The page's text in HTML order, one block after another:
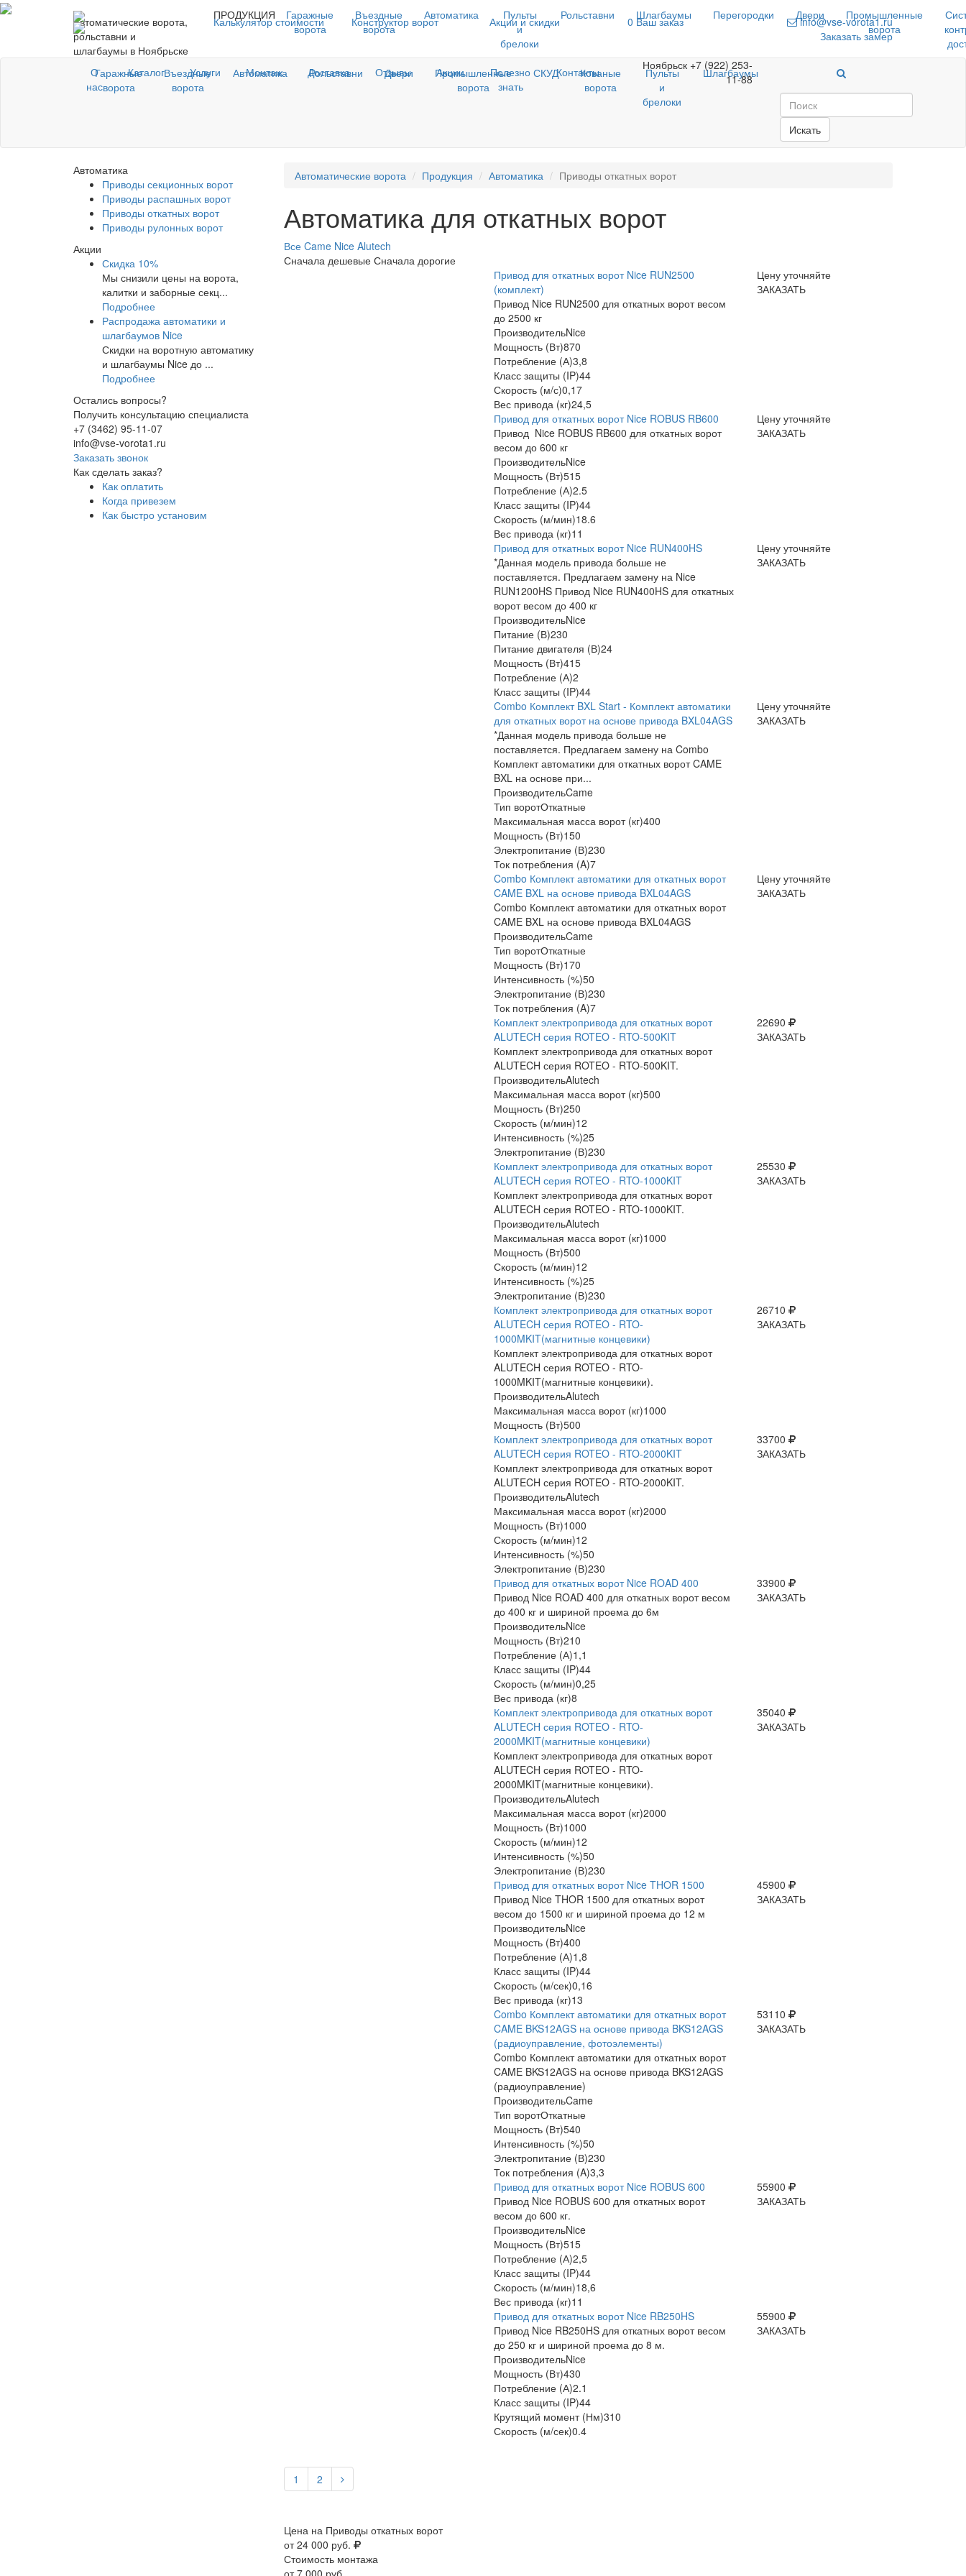
ПРОДУКЦИЯ
Гаражные
ворота
Въездные
ворота
Автоматика
Пульты
и
брелоки
Рольставни Шлагбаумы Перегородки Двери
Промышленные
ворота
О
нас
Каталог Услуги Монтаж Доставка Отзывы Акции
Полезно
знать
Контакты Ноябрьск +7 (922) 253-
11-88
Автоматические ворота,
рольставни и
шлагбаумы в Ноябрьске
Калькулятор стоимости Конструктор ворот Акции и скидки 0 Ваш заказ
info@vse-vorota1.ru
Заказать замер
Гаражные
ворота
Въездные
ворота
Автоматика Рольставни Двери
Промышленные
ворота
СКУД
Кованые
ворота
Пульты
и
брелоки
Шлагбаумы
Искать
Автоматические ворота Продукция Автоматика Приводы откатных ворот
Автоматика для откатных ворот
Все Came Nice Alutech
Сначала дешевые Сначала дорогие
Привод для откатных ворот Nice RUN2500
(комплект)
Привод Nice RUN2500 для откатных ворот весом
до 2500 кг
ПроизводительNice
Мощность (Вт)870
Потребление (А)3,8
Класс защиты (IP)44
Скорость (м/с)0,17
Вес привода (кг)24,5
Цену уточняйте
ЗАКАЗАТЬ
Привод для откатных ворот Nice ROBUS RB600
Привод Nice ROBUS RB600 для откатных ворот
весом до 600 кг
ПроизводительNice
Мощность (Вт)515
Потребление (А)2.5
Класс защиты (IP)44
Скорость (м/мин)18.6
Вес привода (кг)11
Цену уточняйте
ЗАКАЗАТЬ
Привод для откатных ворот Nice RUN400HS
*Данная модель привода больше не
поставляется. Предлагаем замену на Nice
RUN1200HS Привод Nice RUN400HS для откатных
ворот весом до 400 кг
ПроизводительNice
Питание (В)230
Питание двигателя (В)24
Мощность (Вт)415
Потребление (А)2
Класс защиты (IP)44
Цену уточняйте
ЗАКАЗАТЬ
Combo Комплект BXL Start - Комплект автоматики
для откатных ворот на основе привода BXL04AGS
*Данная модель привода больше не
поставляется. Предлагаем замену на Combo
Комплект автоматики для откатных ворот CAME
BXL на основе при...
ПроизводительCame
Тип воротОткатные
Максимальная масса ворот (кг)400
Мощность (Вт)150
Электропитание (В)230
Ток потребления (A)7
Цену уточняйте
ЗАКАЗАТЬ
Combo Комплект автоматики для откатных ворот
CAME BXL на основе привода BXL04AGS
Combo Комплект автоматики для откатных ворот
CAME BXL на основе привода BXL04AGS
ПроизводительCame
Тип воротОткатные
Мощность (Вт)170
Интенсивность (%)50
Электропитание (В)230
Ток потребления (A)7
Цену уточняйте
ЗАКАЗАТЬ
Комплект электропривода для откатных ворот
ALUTECH серия ROTEO - RTO-500KIT
Комплект электропривода для откатных ворот
ALUTECH серия ROTEO - RTO-500KIT.
ПроизводительAlutech
Максимальная масса ворот (кг)500
Мощность (Вт)250
Скорость (м/мин)12
Интенсивность (%)25
Электропитание (В)230
22690
ЗАКАЗАТЬ
Комплект электропривода для откатных ворот
ALUTECH серия ROTEO - RTO-1000KIT
Комплект электропривода для откатных ворот
ALUTECH серия ROTEO - RTO-1000KIT.
ПроизводительAlutech
Максимальная масса ворот (кг)1000
Мощность (Вт)500
Скорость (м/мин)12
Интенсивность (%)25
Электропитание (В)230
25530
ЗАКАЗАТЬ
Комплект электропривода для откатных ворот
ALUTECH серия ROTEO - RTO-
1000MKIT(магнитные концевики)
Комплект электропривода для откатных ворот
ALUTECH серия ROTEO - RTO-
1000MKIT(магнитные концевики).
ПроизводительAlutech
Максимальная масса ворот (кг)1000
Мощность (Вт)500
26710
ЗАКАЗАТЬ
Комплект электропривода для откатных ворот
ALUTECH серия ROTEO - RTO-2000KIT
Комплект электропривода для откатных ворот
ALUTECH серия ROTEO - RTO-2000KIT.
ПроизводительAlutech
Максимальная масса ворот (кг)2000
Мощность (Вт)1000
Скорость (м/мин)12
Интенсивность (%)50
Электропитание (В)230
33700
ЗАКАЗАТЬ
Привод для откатных ворот Nice ROAD 400
Привод Nice ROAD 400 для откатных ворот весом
до 400 кг и шириной проема до 6м
ПроизводительNice
Мощность (Вт)210
Потребление (А)1,1
Класс защиты (IP)44
Скорость (м/мин)0,25
Вес привода (кг)8
33900
ЗАКАЗАТЬ
Комплект электропривода для откатных ворот
ALUTECH серия ROTEO - RTO-
2000MKIT(магнитные концевики)
Комплект электропривода для откатных ворот
ALUTECH серия ROTEO - RTO-
2000MKIT(магнитные концевики).
ПроизводительAlutech
Максимальная масса ворот (кг)2000
Мощность (Вт)1000
Скорость (м/мин)12
Интенсивность (%)50
Электропитание (В)230
35040
ЗАКАЗАТЬ
Привод для откатных ворот Nice THOR 1500
Привод Nice THOR 1500 для откатных ворот
весом до 1500 кг и шириной проема до 12 м
ПроизводительNice
Мощность (Вт)400
Потребление (А)1,8
Класс защиты (IP)44
Скорость (м/сек)0,16
Вес привода (кг)13
45900
ЗАКАЗАТЬ
Combo Комплект автоматики для откатных ворот
CAME BKS12AGS на основе привода BKS12AGS
(радиоуправление, фотоэлементы)
Combo Комплект автоматики для откатных ворот
CAME BKS12AGS на основе привода BKS12AGS
(радиоуправление)
ПроизводительCame
Тип воротОткатные
Мощность (Вт)540
Интенсивность (%)50
Электропитание (В)230
Ток потребления (A)3,3
53110
ЗАКАЗАТЬ
Привод для откатных ворот Nice ROBUS 600
Привод Nice ROBUS 600 для откатных ворот
весом до 600 кг.
ПроизводительNice
Мощность (Вт)515
Потребление (А)2,5
Класс защиты (IP)44
Скорость (м/мин)18,6
Вес привода (кг)11
55900
ЗАКАЗАТЬ
Привод для откатных ворот Nice RB250HS
Привод Nice RB250HS для откатных ворот весом
до 250 кг и шириной проема до 8 м.
ПроизводительNice
Мощность (Вт)430
Потребление (А)2.1
Класс защиты (IP)44
Крутящий момент (Нм)310
Скорость (м/сек)0.4
55900
ЗАКАЗАТЬ
1 2
Цена на Приводы откатных ворот
от 24 000 руб.
Стоимость монтажа
Автоматика
Приводы секционных ворот
Приводы распашных ворот
Приводы откатных ворот
Приводы рулонных ворот
Акции
Скидка 10%
Мы снизили цены на ворота,
калитки и заборные секц...
Подробнее
Распродажа автоматики и
шлагбаумов Nice
Скидки на воротную автоматику
и шлагбаумы Nice до ...
Подробнее
Остались вопросы?
Получить консультацию специалиста
+7 (3462) 95-11-07
info@vse-vorota1.ru
Заказать звонок
Как сделать заказ?
Как оплатить
Когда привезем
Как быстро установим